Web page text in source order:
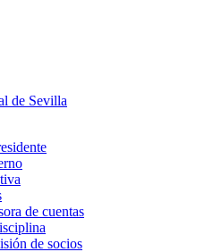
de cuentas
de socios